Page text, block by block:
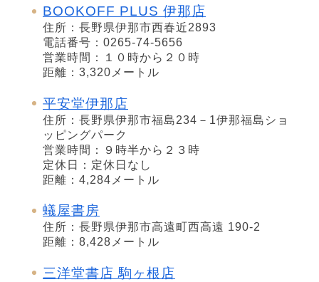
BOOKOFF PLUS 伊那店
住所：長野県伊那市西春近2893
電話番号：0265-74-5656
営業時間：１０時から２０時
距離：3,320メートル
平安堂伊那店
住所：長野県伊那市福島234－1伊那福島ショ
ッピングパーク
営業時間：９時半から２３時
定休日：定休日なし
距離：4,284メートル
蟻屋書房
住所：長野県伊那市高遠町西高遠 190-2
距離：8,428メートル
三洋堂書店 駒ヶ根店